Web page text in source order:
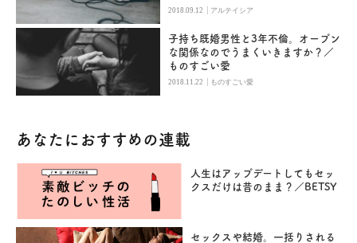
2018.09.12 | アルテイシア
子持ち既婚男性と3年不倫。オープン
な関係なのでうまくいきますか？／
ものすごい愛
2018.11.22 | ものすごい愛
あなたにおすすめの連載
人生はアップデートしてもセッ
クスだけは昔のまま？／BETSY
セックスや結婚。一括りされる